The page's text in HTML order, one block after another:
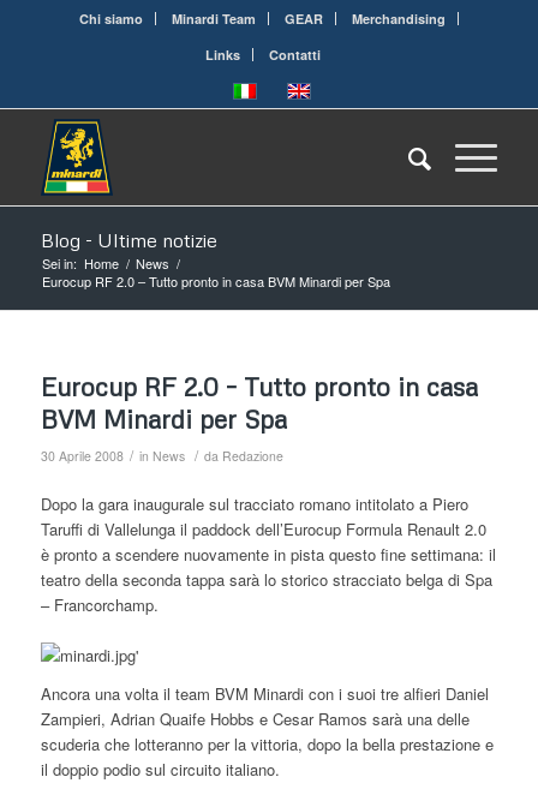
Chi siamo Minardi Team GEAR
Merchandising
Links
Contatti
Blog - Ultime notizie
Sei in: Home / News /
Eurocup RF 2.0 – Tutto pronto in casa BVM Minardi per Spa
Eurocup RF 2.0 – Tutto pronto in casa
BVM Minardi per Spa
30 Aprile 2008 / in News / da Redazione
Dopo la gara inaugurale sul tracciato romano intitolato a Piero
Taruffi di Vallelunga il paddock dell’Eurocup Formula Renault 2.0
è pronto a scendere nuovamente in pista questo fine settimana: il
teatro della seconda tappa sarà lo storico stracciato belga di Spa
– Francorchamp.
Ancora una volta il team BVM Minardi con i suoi tre alfieri Daniel
Zampieri, Adrian Quaife Hobbs e Cesar Ramos sarà una delle
scuderia che lotteranno per la vittoria, dopo la bella prestazione e
il doppio podio sul circuito italiano.